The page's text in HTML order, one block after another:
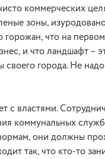
коммерческих
зоны,
горожан, что на
и что ландшафт –
города. Не
с властями.
коммунальных
они должны
так, что кто-то